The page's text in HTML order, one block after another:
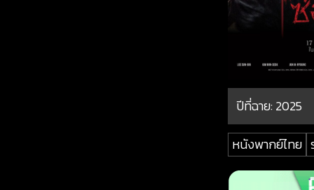
ปีที่ฉาย:2025
หนังพากย์ไทย